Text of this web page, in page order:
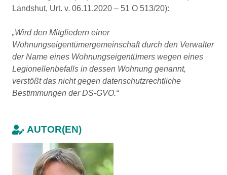
Landshut, Urt. v. 06.11.2020 – 51 O 513/20):
„Wird den Mitgliedern einer
Wohnungseigentümergemeinschaft durch den Verwalter
der Name eines Wohnungseigentümers wegen eines
Legionellenbefalls in dessen Wohnung genannt,
verstößt das nicht gegen datenschutzrechtliche
Bestimmungen der DS-GVO.“
AUTOR(EN)